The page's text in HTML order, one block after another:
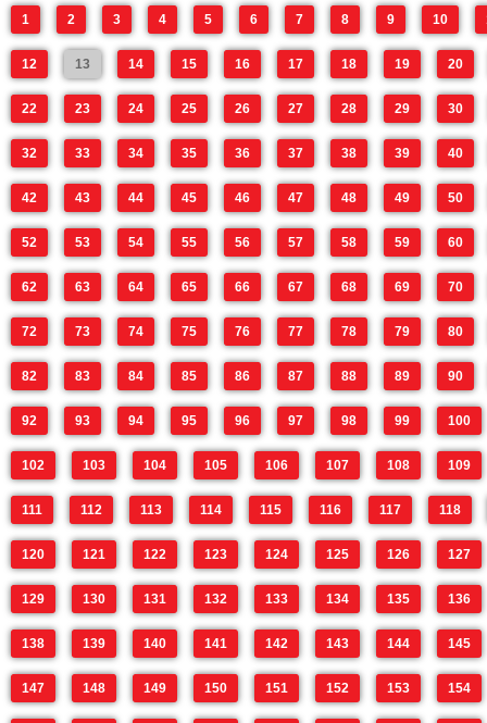
1 2 3 4 5 6 7 8 9 10
12 13 14 15 16 17 18 19 20
22 23 24 25 26 27 28 29 30
32 33 34 35 36 37 38 39 40
42 43 44 45 46 47 48 49 50
52 53 54 55 56 57 58 59 60
62 63 64 65 66 67 68 69 70
72 73 74 75 76 77 78 79 80
82 83 84 85 86 87 88 89 90
92 93 94 95 96 97 98 99 100
102 103 104 105 106 107 108 109
111 112 113 114 115 116 117 118
120 121 122 123 124 125 126 127
129 130 131 132 133 134 135 136
138 139 140 141 142 143 144 145
147 148 149 150 151 152 153 154